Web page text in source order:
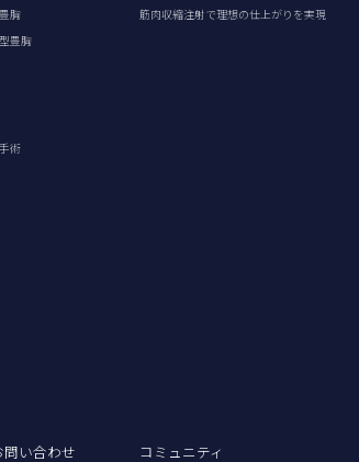
胸
豊胸
術
筋肉収縮注射で理想の仕上がりを実現
問い合わせ コミュニティ